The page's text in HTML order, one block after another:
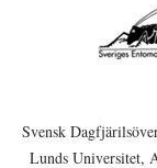
Svensk
Lunds Universitet,